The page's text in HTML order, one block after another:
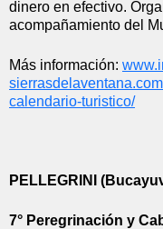
dinero en efectivo.
acompañamiento del
Más información:
calendario-turistico/
PELLEGRINI
7° Peregrinación y